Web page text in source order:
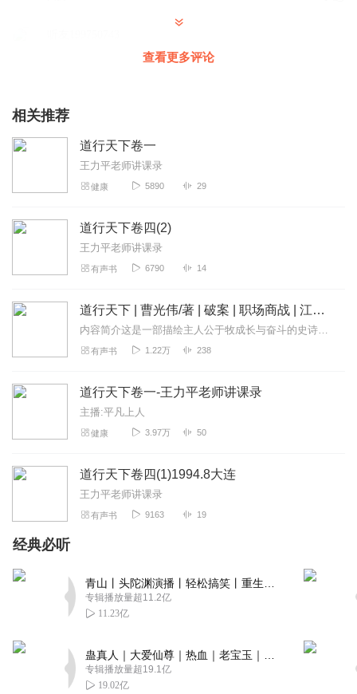
普通话太差了，声音太小，内容还可以。
查看更多评论
相关推荐
道行天下卷一
王力平老师讲课录
健康 5890 29
道行天下卷四(2)
王力平老师讲课录
有声书 6790 14
道行天下 | 曹光伟/著 | 破案 | 职场商战 | 江湖行侠仗义 | 正能量
内容简介这是一部描绘主人公于牧成长与奋斗的史诗。在第一部《雏鸟振翅》中，于牧从小山村孤儿到卧牛观小道童，历经磨难，与二师兄并肩作战，踏入江湖行侠仗义。第二部《...
有声书 1.22万 238
道行天下卷一-王力平老师讲课录
主播:平凡上人
健康 3.97万 50
道行天下卷四(1)1994.8大连
王力平老师讲课录
有声书 9163 19
经典必听
专辑播放量超11.2亿
11.23亿
专辑播放量超19.1亿
19.02亿